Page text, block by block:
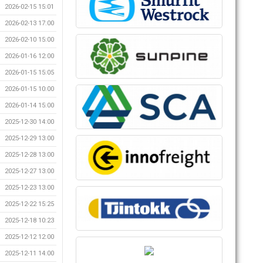
2026-02-15 15:01
2026-02-13 17:00
2026-02-10 15:00
2026-01-16 12:00
2026-01-15 15:05
2026-01-15 10:00
2026-01-14 15:00
2025-12-30 14:00
2025-12-29 13:00
2025-12-28 13:00
2025-12-27 13:00
2025-12-23 13:00
2025-12-22 15:25
2025-12-18 10:23
2025-12-12 12:00
2025-12-11 14:00